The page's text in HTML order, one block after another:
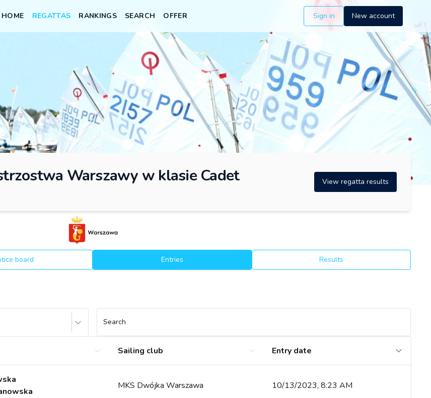
HOME REGATTAS RANKINGS SEARCH OFFER Sign in New account
Warszawy w klasie Cadet View regatta results
board Entries Results
Search
Sailing club Entry date
MKS Dwójka Warszawa 10/13/2023, 8:23 AM